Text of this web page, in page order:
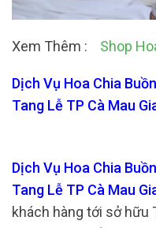
Xem Thêm : Shop
Dịch Vụ Hoa Chia
Tang Lễ TP Cà Mau
Dịch Vụ Hoa Chia
Tang Lễ TP Cà Mau
khách hàng tới sở hữu